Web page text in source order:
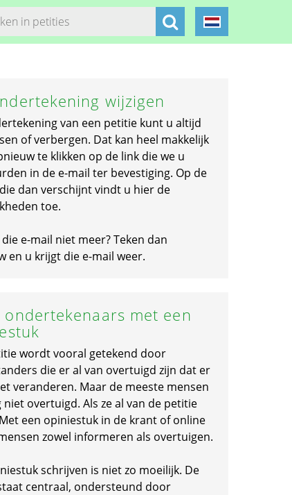
wijzigen
van een petitie kunt u altijd
of verbergen. Dat kan heel makkelijk
te klikken op de link die we u
in de e-mail ter bevestiging. Op de
dan verschijnt vindt u hier de
toe.
e-mail niet meer? Teken dan
en u krijgt die e-mail weer.
ondertekenaars met een
wordt vooral getekend door
die er al van overtuigd zijn dat er
veranderen. Maar de meeste mensen
niet overtuigd. Als ze al van de petitie
een opiniestuk in de krant of online
zowel informeren als overtuigen.
schrijven is niet zo moeilijk. De
centraal, ondersteund door